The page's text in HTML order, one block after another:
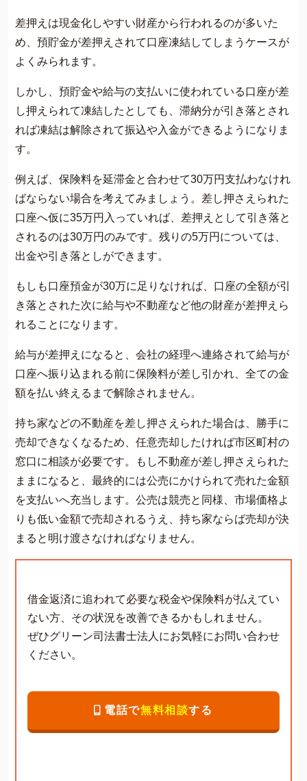
差押えは現金化しやすい財産から行われるのが多いた
め、預貯金が差押えされて口座凍結してしまうケースが
よくみられます。
しかし、預貯金や給与の支払いに使われている口座が差
し押えられて凍結したとしても、滞納分が引き落とされ
れば凍結は解除されて振込や入金ができるようになりま
す。
例えば、保険料を延滞金と合わせて30万円支払わなけれ
ばならない場合を考えてみましょう。差し押さえられた
口座へ仮に35万円入っていれば、差押えとして引き落と
されるのは30万円のみです。残りの5万円については、
出金や引き落としができます。
もしも口座預金が30万に足りなければ、口座の全額が引
き落とされた次に給与や不動産など他の財産が差押えら
れることになります。
給与が差押えになると、会社の経理へ連絡されて給与が
口座へ振り込まれる前に保険料が差し引かれ、全ての金
額を払い終えるまで解除されません。
持ち家などの不動産を差し押さえられた場合は、勝手に
売却できなくなるため、任意売却したければ市区町村の
窓口に相談が必要です。もし不動産が差し押さえられた
ままになると、最終的には公売にかけられて売れた金額
を支払いへ充当します。公売は競売と同様、市場価格よ
りも低い金額で売却されるうえ、持ち家ならば売却が決
まると明け渡さなければなりません。
借金返済に追われて必要な税金や保険料が払えてい
ない方、その状況を改善できるかもしれません。
ぜひグリーン司法書士法人にお気軽にお問い合わせ
ください。
電話で無料相談する